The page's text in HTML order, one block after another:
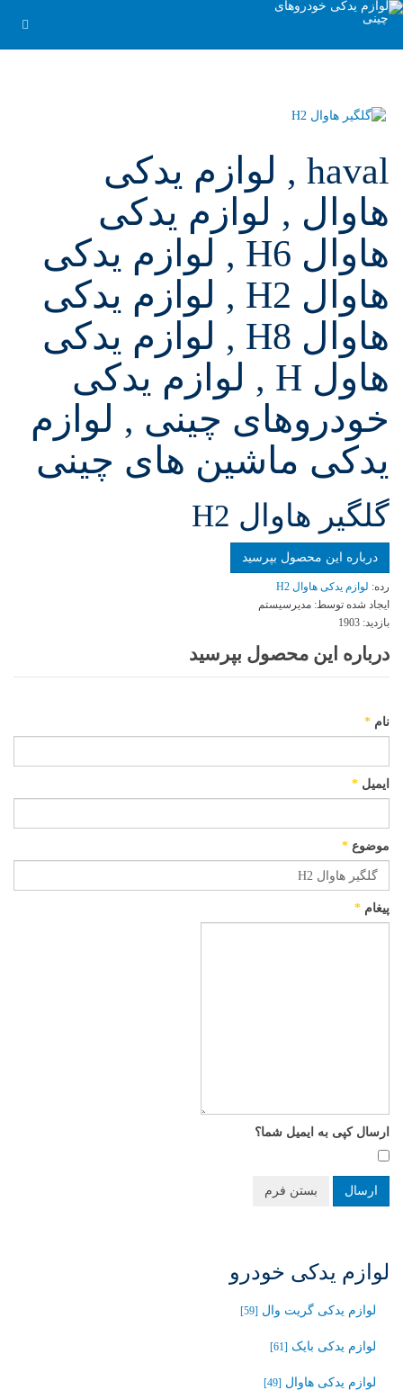
haval , لوازم یدکی
هاوال , لوازم یدکی
هاوال H6 , لوازم یدکی
هاوال H2 , لوازم یدکی
هاوال H8 , لوازم یدکی
هاول H , لوازم یدکی
خودروهای چینی , لوازم
یدکی ماشین های چینی
گلگير هاوال H2
درباره این محصول بپرسید
رده: لوازم یدکی هاوال H2
ایجاد شده توسط: مدیرسیستم
بازدید: 1903
درباره این محصول بپرسید
نام *
ایمیل *
موضوع *
پیغام *
ارسال کپی به ایمیل شما؟
ارسال بستن فرم
لوازم یدکی خودرو
لوازم یدکی گریت وال [59]
لوازم یدکی بایک [61]
لوازم یدکی هاوال [49]